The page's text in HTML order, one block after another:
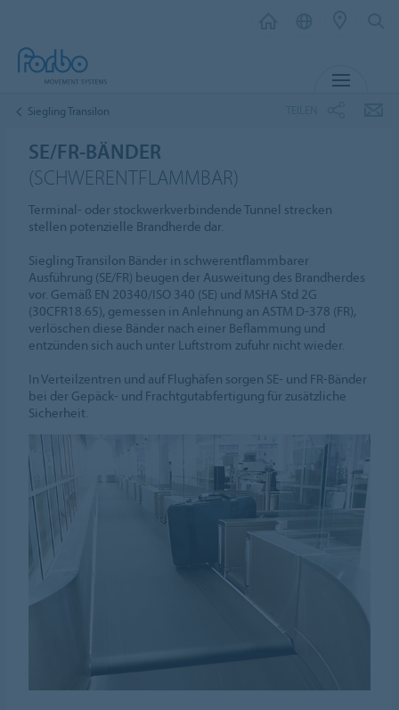
Siegling Transilon
SE/FR-BÄNDER
(SCHWERENTFLAMMBAR)
Terminal- oder stockwerkverbindende Tunnel strecken
stellen potenzielle Brandherde dar.
Siegling Transilon Bänder in schwerentflammbarer
Ausführung (SE/FR) beugen der Ausweitung des Brandherdes
vor. Gemäß EN 20340/ISO 340 (SE) und MSHA Std 2G
(30CFR18.65), gemessen in Anlehnung an ASTM D-378 (FR),
verlöschen diese Bänder nach einer Beflammung und
entzünden sich auch unter Luftstrom zufuhr nicht wieder.
In Verteilzentren und auf Flughäfen sorgen SE- und FR-Bänder
bei der Gepäck- und Frachtgutabfertigung für zusätzliche
Sicherheit.